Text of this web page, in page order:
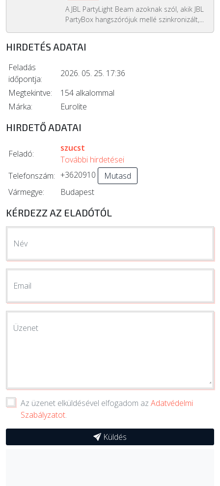
A JBL PartyLight Beam azoknak szól, akik JBL
PartyBox hangszórójuk mellé szinkronizált,...
HIRDETÉS ADATAI
Feladás
időpontja:
2026. 05. 25. 17:36
Megtekintve:
154 alkalommal
Márka:
Eurolite
HIRDETŐ ADATAI
Feladó:
szucst
További hirdetései
Telefonszám: +3620910
Mutasd
Vármegye:
Budapest
KÉRDEZZ AZ ELADÓTÓL
Név
Email
Üzenet
Az üzenet elküldésével elfogadom az Adatvédelmi
Szabályzatot.
Küldés